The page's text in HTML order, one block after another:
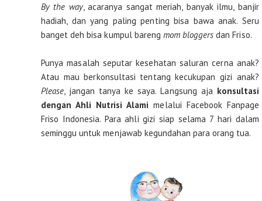
By the way, acaranya sangat meriah, banyak ilmu, banjir
hadiah, dan yang paling penting bisa bawa anak. Seru
banget deh bisa kumpul bareng mom bloggers dan Friso.
Punya masalah seputar kesehatan saluran cerna anak?
Atau mau berkonsultasi tentang kecukupan gizi anak?
Please, jangan tanya ke saya. Langsung aja konsultasi
dengan Ahli Nutrisi Alami melalui Facebook Fanpage
Friso Indonesia. Para ahli gizi siap selama 7 hari dalam
seminggu untuk menjawab kegundahan para orang tua.